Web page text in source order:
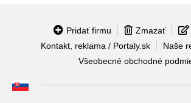
Pridať firmu Zmazať
Kontakt, reklama / Portaly.sk
Naše
Všeobecné obchodné